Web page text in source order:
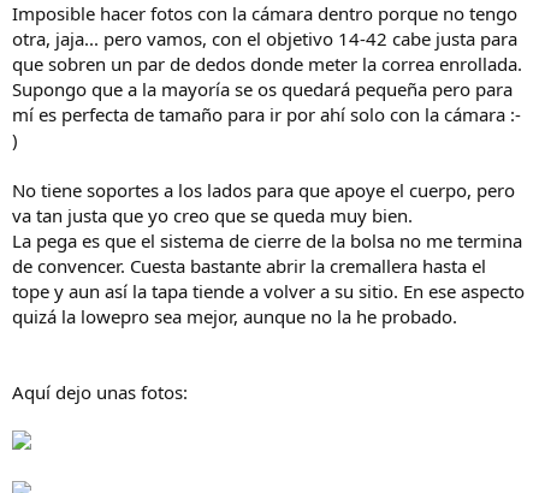
Imposible hacer fotos con la cámara dentro porque no tengo
otra, jaja... pero vamos, con el objetivo 14-42 cabe justa para
que sobren un par de dedos donde meter la correa enrollada.
Supongo que a la mayoría se os quedará pequeña pero para
mí es perfecta de tamaño para ir por ahí solo con la cámara :-
)
No tiene soportes a los lados para que apoye el cuerpo, pero
va tan justa que yo creo que se queda muy bien.
La pega es que el sistema de cierre de la bolsa no me termina
de convencer. Cuesta bastante abrir la cremallera hasta el
tope y aun así la tapa tiende a volver a su sitio. En ese aspecto
quizá la lowepro sea mejor, aunque no la he probado.
Aquí dejo unas fotos: